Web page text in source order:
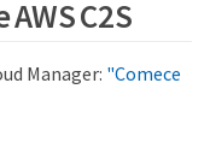
C2S
Manager: "Comece